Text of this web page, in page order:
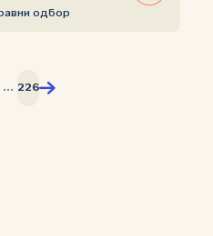
одбор
... 226